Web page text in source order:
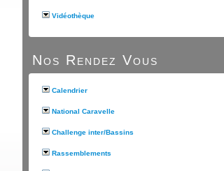
Vidéothèque
Nos Rendez Vous
Calendrier
National Caravelle
Challenge inter/Bassins
Rassemblements